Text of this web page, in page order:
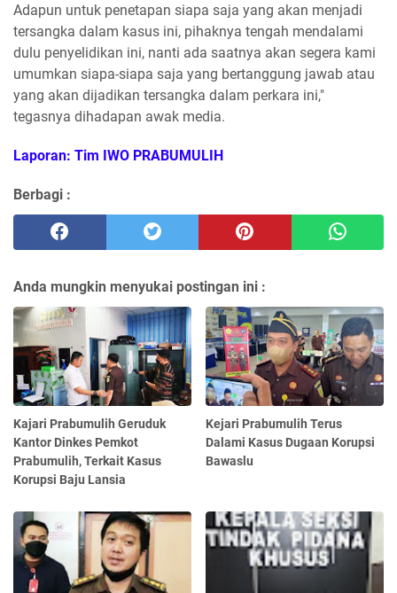
Adapun untuk penetapan siapa saja yang akan menjadi
tersangka dalam kasus ini, pihaknya tengah mendalami
dulu penyelidikan ini, nanti ada saatnya akan segera kami
umumkan siapa-siapa saja yang bertanggung jawab atau
yang akan dijadikan tersangka dalam perkara ini,"
tegasnya dihadapan awak media.
Laporan: Tim IWO PRABUMULIH
Berbagi :
Anda mungkin menyukai postingan ini :
Kajari Prabumulih Geruduk
Kantor Dinkes Pemkot
Prabumulih, Terkait Kasus
Korupsi Baju Lansia
Kejari Prabumulih Terus
Dalami Kasus Dugaan Korupsi
Bawaslu